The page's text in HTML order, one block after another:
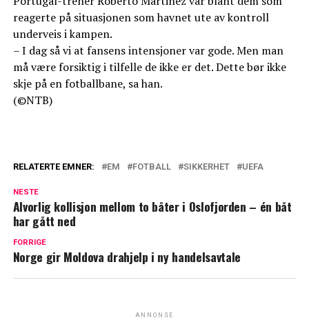
reagerte på situasjonen som havnet ute av kontroll
underveis i kampen.
– I dag så vi at fansens intensjoner var gode. Men man
må være forsiktig i tilfelle de ikke er det. Dette bør ikke
skje på en fotballbane, sa han.
(©NTB)
RELATERTE EMNER: EM FOTBALL SIKKERHET UEFA
NESTE
Alvorlig kollisjon mellom to båter i Oslofjorden – én båt
har gått ned
FORRIGE
Norge gir Moldova drahjelp i ny handelsavtale
ANNONSE